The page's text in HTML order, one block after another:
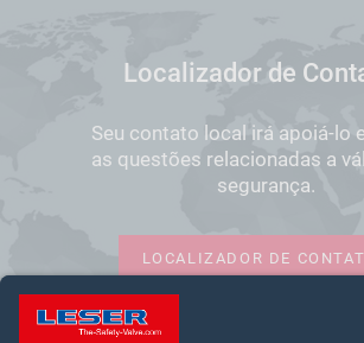
Localizador de
Seu contato local irá apoiá-lo
as questões relacionadas a
segurança.
LOCALIZADOR DE